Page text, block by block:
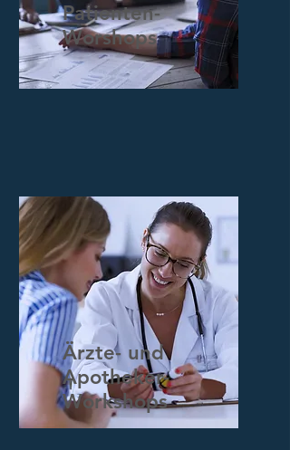
Patienten-
Worshops
Ärzte- und
Apotheker-
Workshops